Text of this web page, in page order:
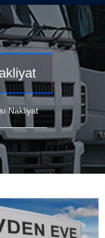
Nakliyat